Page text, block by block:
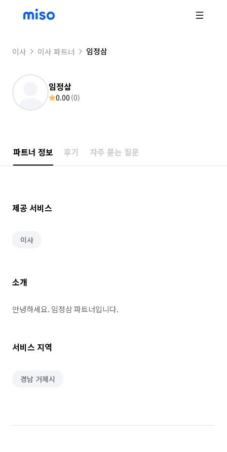
이사 이사 파트너 임정삼
임정삼
0.00 (0)
파트너 정보 후기 자주 묻는 질문
제공 서비스
이사
소개
안녕하세요. 임정삼 파트너입니다.
서비스 지역
경남 거제시